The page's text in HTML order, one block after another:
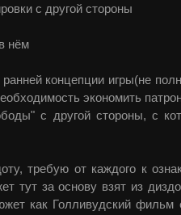
с другой стороны
нём
концепции игры(не
экономить
с другой стороны, с
требую от каждого к
тут за основу взят из
как Голливудский фильм